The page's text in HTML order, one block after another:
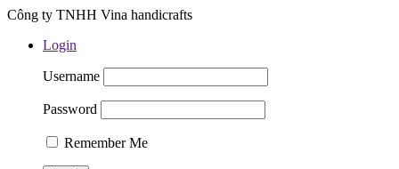
Công ty TNHH Vina handicrafts
Login
Username
Password
Remember Me